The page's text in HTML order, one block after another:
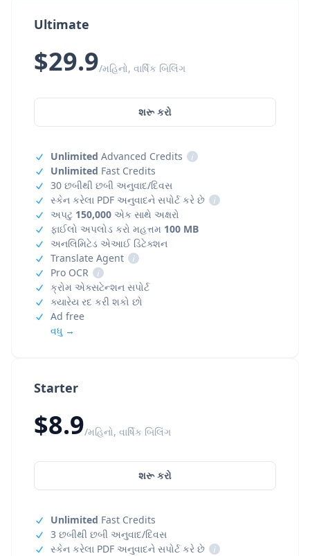
Starter
$8.9/મહિનો, વાર્ષિક બિલિંગ
શરૂ કરો
Unlimited Fast Credits
3 છબીથી છબી અનુવાદ/દિવસ
સ્કેન કરેલા PDF અનુવાદને સપોર્ટ કરે છે
i
Ultimate
$29.9/મહિનો, વાર્ષિક બિલિંગ
શરૂ કરો
Unlimited Advanced Credits
i
Unlimited Fast Credits
30 છબીથી છબી અનુવાદ/દિવસ
સ્કેન કરેલા PDF અનુવાદને સપોર્ટ કરે છે
i
અપટુ 150,000 એક સાથે અક્ષરો
ફાઈલો અપલોડ કરો મહત્તમ 100 MB
અનલિમિટેડ એઆઈ ડિટેક્શન
Translate Agent
i
Pro OCR
i
ક્રોમ એક્સટેન્શન સપોર્ટ
ક્યારેય રદ કરી શકો છો
Ad free
વધુ →